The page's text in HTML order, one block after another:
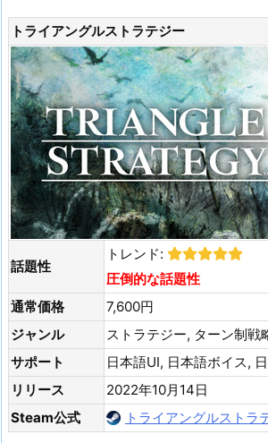
トライアングルストラテジー
話題性
トレンド:
圧倒的な話題性
通常価格
7,600円
ジャンル
ストラテジー, ターン制戦
サポート
日本語UI, 日本語ボイス,
リリース
2022年10月14日
Steam公式
トライアングルストラ